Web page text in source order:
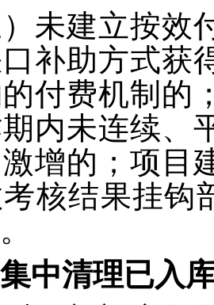
建立按效付
补助方式获
付费机制的
内未连续、
增的；项目
核结果挂钩
中清理已入